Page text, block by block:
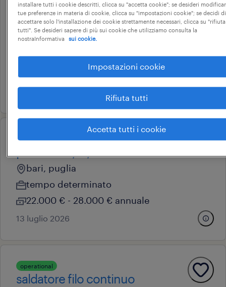
operational
meccatronici
gioia del colle, puglia
tempo determinato
22.000 € - 28.000 € annuale
14 luglio 2026
operational
bari, puglia
tempo determinato
22.000 € - 28.000 € annuale
13 luglio 2026
operational
saldatore filo continuo
installare tutti i cookie descritti, clicca su "accetta cookie"; se desideri
tue preferenze in materia di cookie, clicca su "impostazioni cookie"; se decidi di
accettare solo l'installazione dei cookie strettamente necessari, clicca su "rifiuta
tutti". Se desideri sapere di più sui cookie che utilizziamo consulta la
nostraInformativa
sui cookie.
Impostazioni cookie
Rifiuta tutti
Accetta tutti i cookie